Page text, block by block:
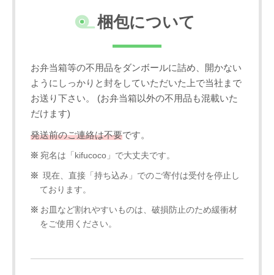
梱包について
お弁当箱等の不用品をダンボールに詰め、開かない
ようにしっかりと封をしていただいた上で当社まで
お送り下さい。 (お弁当箱以外の不用品も混載いた
だけます)
発送前のご連絡は不要です。
宛名は「kifucoco」で大丈夫です。
現在、直接「持ち込み」でのご寄付は受付を停止し
ております。
お皿など割れやすいものは、破損防止のため緩衝材
をご使用ください。